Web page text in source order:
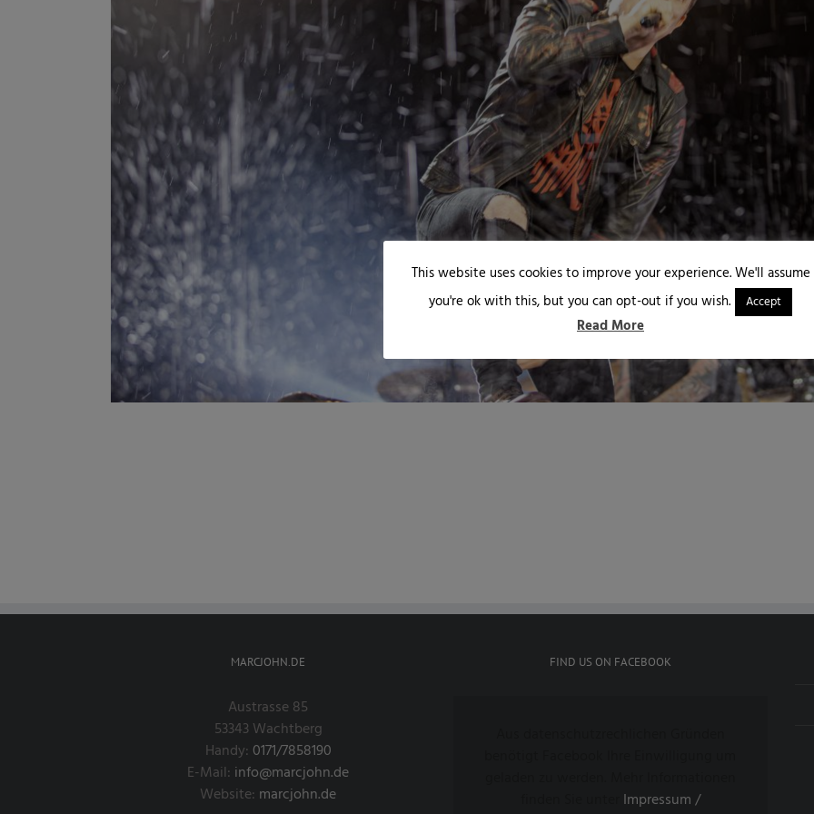
MARCJOHN.DE
Austrasse 85
53343 Wachtberg
Handy: 0171/7858190
E-Mail: info@marcjohn.de
Website: marcjohn.de
FIND US ON FACEBOOK
Impressum /
This website uses cookies to improve your experience. We'll assume
you're ok with this, but you can opt-out if you wish.
Accept
Read More